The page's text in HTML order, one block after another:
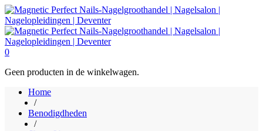
0
Geen producten in de winkelwagen.
Home
/
Benodigdheden
/